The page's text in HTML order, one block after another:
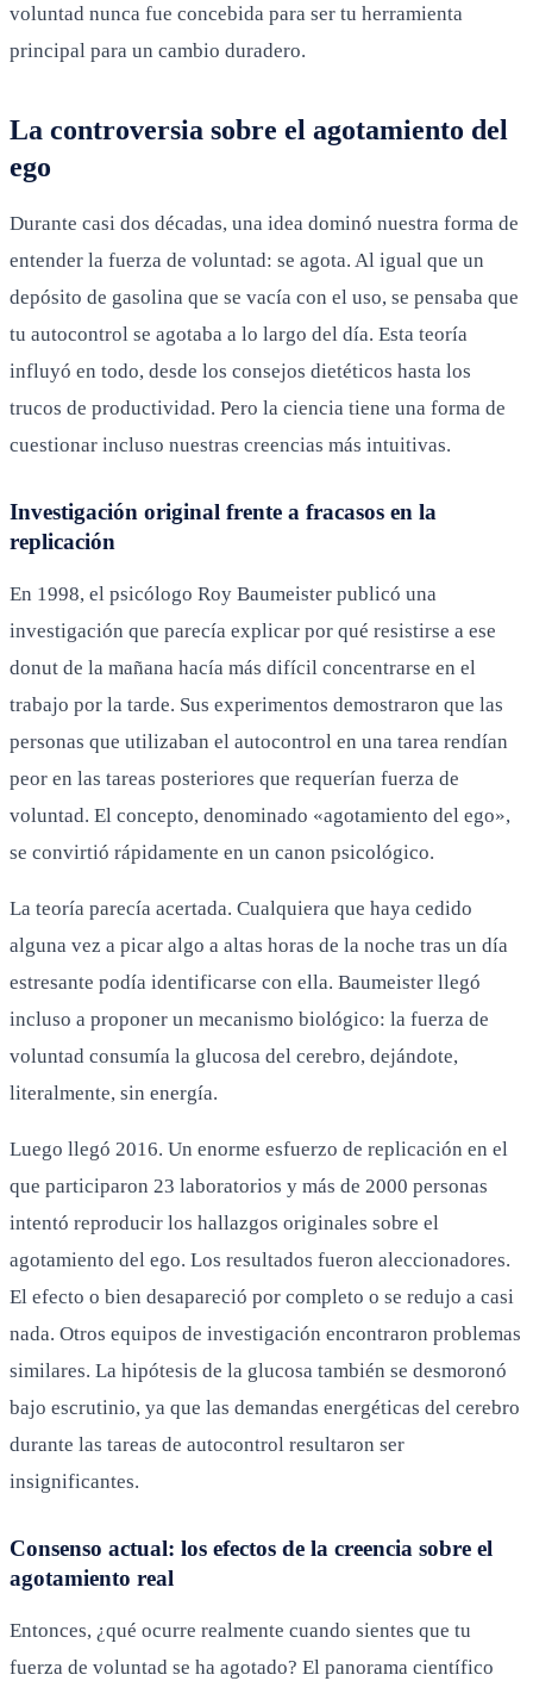
voluntad nunca fue concebida para ser tu herramienta
principal para un cambio duradero.
La controversia sobre el agotamiento del
ego
Durante casi dos décadas, una idea dominó nuestra forma de
entender la fuerza de voluntad: se agota. Al igual que un
depósito de gasolina que se vacía con el uso, se pensaba que
tu autocontrol se agotaba a lo largo del día. Esta teoría
influyó en todo, desde los consejos dietéticos hasta los
trucos de productividad. Pero la ciencia tiene una forma de
cuestionar incluso nuestras creencias más intuitivas.
Investigación original frente a fracasos en la
replicación
En 1998, el psicólogo Roy Baumeister publicó una
investigación que parecía explicar por qué resistirse a ese
donut de la mañana hacía más difícil concentrarse en el
trabajo por la tarde. Sus experimentos demostraron que las
personas que utilizaban el autocontrol en una tarea rendían
peor en las tareas posteriores que requerían fuerza de
voluntad. El concepto, denominado «agotamiento del ego»,
se convirtió rápidamente en un canon psicológico.
La teoría parecía acertada. Cualquiera que haya cedido
alguna vez a picar algo a altas horas de la noche tras un día
estresante podía identificarse con ella. Baumeister llegó
incluso a proponer un mecanismo biológico: la fuerza de
voluntad consumía la glucosa del cerebro, dejándote,
literalmente, sin energía.
Luego llegó 2016. Un enorme esfuerzo de replicación en el
que participaron 23 laboratorios y más de 2000 personas
intentó reproducir los hallazgos originales sobre el
agotamiento del ego. Los resultados fueron aleccionadores.
El efecto o bien desapareció por completo o se redujo a casi
nada. Otros equipos de investigación encontraron problemas
similares. La hipótesis de la glucosa también se desmoronó
bajo escrutinio, ya que las demandas energéticas del cerebro
durante las tareas de autocontrol resultaron ser
insignificantes.
Consenso actual: los efectos de la creencia sobre el
agotamiento real
Entonces, ¿qué ocurre realmente cuando sientes que tu
fuerza de voluntad se ha agotado? El panorama científico